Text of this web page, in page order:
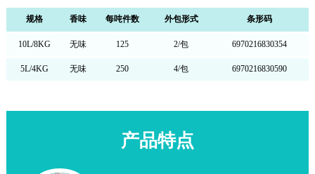
规格 香味 每吨件数 外包形式 条形码
10L/8KG 无味 125 2/包 6970216830354
5L/4KG 无味 250 4/包 6970216830590
产品特点